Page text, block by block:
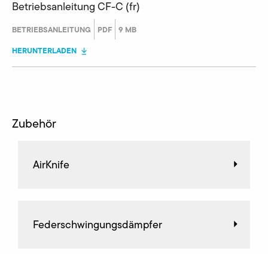
Betriebsanleitung CF-C (fr)
BETRIEBSANLEITUNG PDF 9 MB
HERUNTERLADEN
Zubehör
AirKnife
Federschwingungsdämpfer